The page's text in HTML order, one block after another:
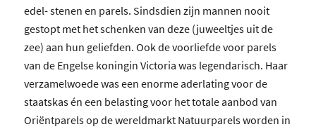
edel- stenen en parels. Sindsdien zijn mannen nooit
gestopt met het schenken van deze (juweeltjes uit de
zee) aan hun geliefden. Ook de voorliefde voor parels
van de Engelse koningin Victoria was legendarisch. Haar
verzamelwoede was een enorme aderlating voor de
staatskas én een belasting voor het totale aanbod van
Oriëntparels op de wereldmarkt Natuurparels worden in